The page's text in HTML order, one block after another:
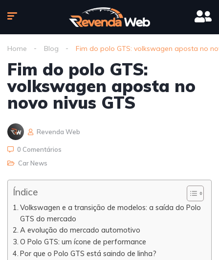
Home Blog Fim do polo GTS: volkswagen aposta no
Fim do polo GTS:
volkswagen aposta no
novo nivus GTS
Revenda Web
0 Comentários
Car News
Índice
Volkswagen e a transição de modelos: a saída do Polo
GTS do mercado
A evolução do mercado automotivo
O Polo GTS: um ícone de performance
Por que o Polo GTS está saindo de linha?